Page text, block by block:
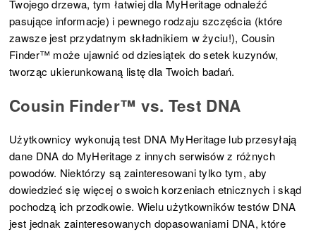
Twojego drzewa, tym łatwiej dla MyHeritage odnaleźć
pasujące informacje) i pewnego rodzaju szczęścia (które
zawsze jest przydatnym składnikiem w życiu!), Cousin
Finder™ może ujawnić od dziesiątek do setek kuzynów,
tworząc ukierunkowaną listę dla Twoich badań.
Cousin Finder™ vs. Test DNA
Użytkownicy wykonują test DNA MyHeritage lub przesyłają
dane DNA do MyHeritage z innych serwisów z różnych
powodów. Niektórzy są zainteresowani tylko tym, aby
dowiedzieć się więcej o swoich korzeniach etnicznych i skąd
pochodzą ich przodkowie. Wielu użytkowników testów DNA
jest jednak zainteresowanych dopasowaniami DNA, które